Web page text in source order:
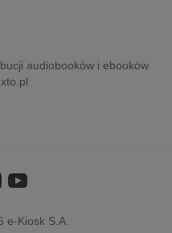
audiobooków i ebooków
e-Kiosk S.A.